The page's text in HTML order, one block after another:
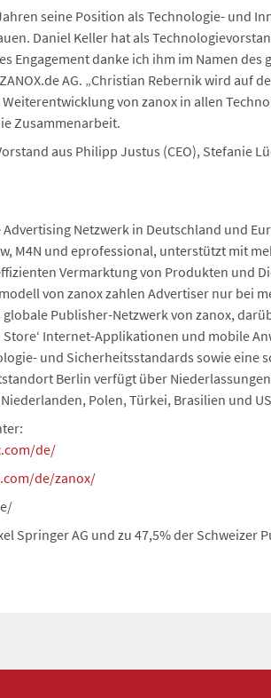
seine Position als Technologie- und
Daniel Keller hat als
Engagement danke ich ihm im Namen des
AG. „Christian Rebernik wird auf
von zanox in allen
Zusammenarbeit.
aus Philipp Justus (CEO), Stefanie
Netzwerk in Deutschland und
M4N und eprofessional, unterstützt mit
Vermarktung von Produkten und
von zanox zahlen Advertiser nur bei
Publisher-Netzwerk von zanox,
Store‘ Internet-Applikationen und mobile
und Sicherheitsstandards sowie eine
Berlin verfügt über
Polen, Türkei, Brasilien und
de/
de/zanox/
Springer AG und zu 47,5% der Schweizer